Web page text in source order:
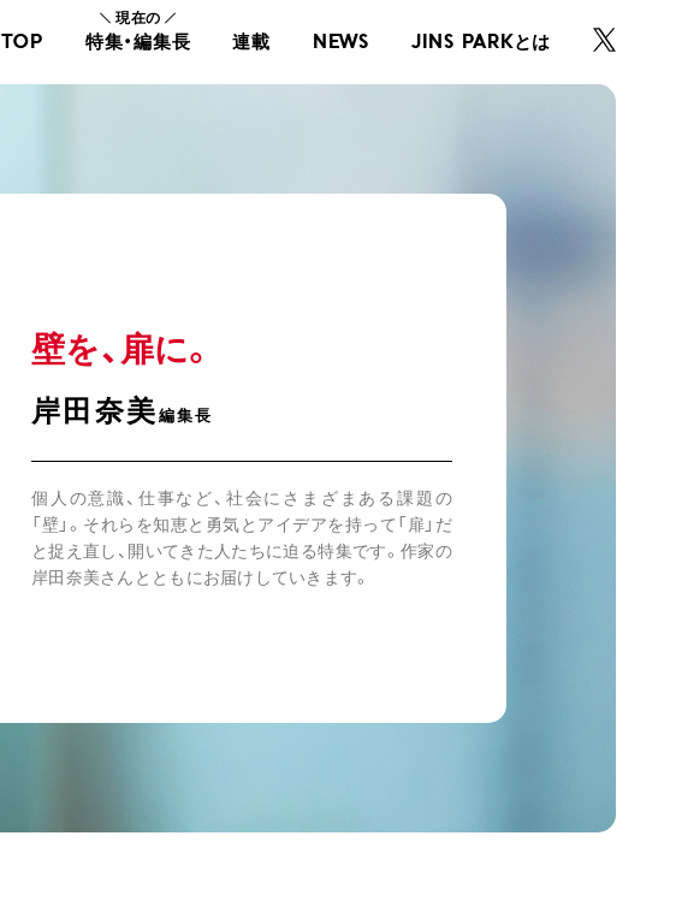
TOP
現在の
特集・編集長 連載 NEWS JINS PARKとは
壁を、扉に。
岸田奈美編集長
個人の意識、仕事など、社会にさまざまある課題の
「壁」。それらを知恵と勇気とアイデアを持って「扉」だ
と捉え直し、開いてきた人たちに迫る特集です。作家の
岸田奈美さんとともにお届けしていきます。